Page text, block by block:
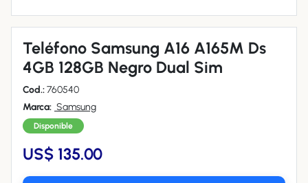
Teléfono Samsung A16 A165M Ds
4GB 128GB Negro Dual Sim
Cod.:760540
Marca: Samsung
Disponible
US$ 135.00